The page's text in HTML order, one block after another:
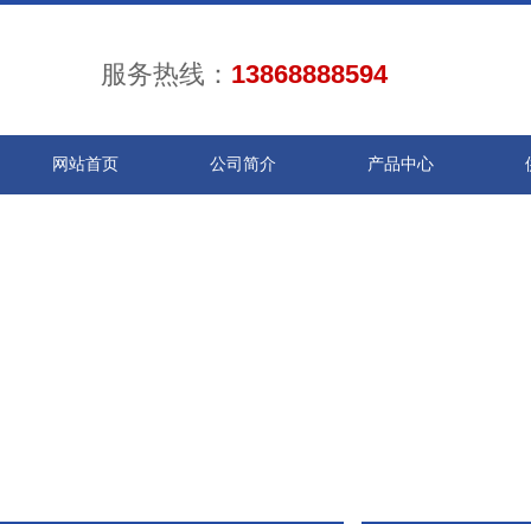
服务热线： 13868888594
网站首页 公司简介 产品中心